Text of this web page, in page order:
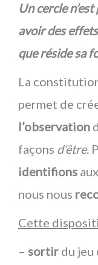
Un cercle
avoir des
que réside sa
La
permet de
l’observation
façons d’être.
identifions
nous nous
Cette
– sortir du